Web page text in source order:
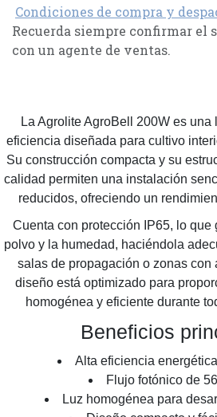
Condiciones de compra y
Recuerda siempre confirmar el
con un agente de ventas.
La Agrolite AgroBell 200W es
eficiencia diseñada para cultivo
Su construcción compacta y su
calidad permiten una instalación
reducidos, ofreciendo un
Cuenta con protección IP65, lo que
polvo y la humedad, haciéndola
salas de propagación o zonas con
diseño está optimizado para
homogénea y eficiente durante
Beneficios
Alta eficiencia
Flujo fotónico de
Luz homogénea para